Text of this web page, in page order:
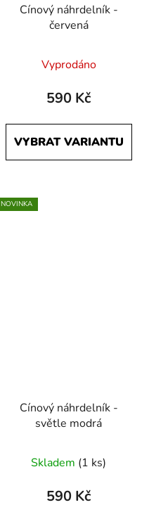
Cínový náhrdelník -
červená
Vyprodáno
590 Kč
VYBRAT VARIANTU
NOVINKA
Cínový náhrdelník -
světle modrá
Skladem (1 ks)
590 Kč